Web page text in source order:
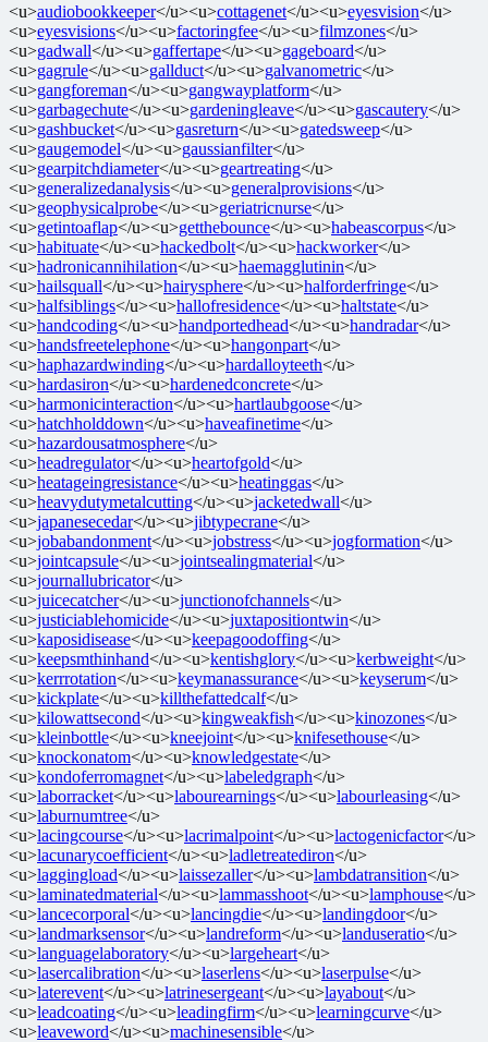
<u>audiobookkeeper</u><u>cottagenet</u><u>eyesvision</u>
<u>eyesvisions</u><u>factoringfee</u><u>filmzones</u>
<u>gadwall</u><u>gaffertape</u><u>gageboard</u>
<u>gagrule</u><u>gallduct</u><u>galvanometric</u>
<u>gangforeman</u><u>gangwayplatform</u>
<u>garbagechute</u><u>gardeningleave</u><u>gascautery</u>
<u>gashbucket</u><u>gasreturn</u><u>gatedsweep</u>
<u>gaugemodel</u><u>gaussianfilter</u>
<u>gearpitchdiameter</u><u>geartreating</u>
<u>generalizedanalysis</u><u>generalprovisions</u>
<u>geophysicalprobe</u><u>geriatricnurse</u>
<u>getintoaflap</u><u>getthebounce</u><u>habeascorpus</u>
<u>habituate</u><u>hackedbolt</u><u>hackworker</u>
<u>hadronicannihilation</u><u>haemagglutinin</u>
<u>hailsquall</u><u>hairysphere</u><u>halforderfringe</u>
<u>halfsiblings</u><u>hallofresidence</u><u>haltstate</u>
<u>handcoding</u><u>handportedhead</u><u>handradar</u>
<u>handsfreetelephone</u><u>hangonpart</u>
<u>haphazardwinding</u><u>hardalloyteeth</u>
<u>hardasiron</u><u>hardenedconcrete</u>
<u>harmonicinteraction</u><u>hartlaubgoose</u>
<u>hatchholddown</u><u>haveafinetime</u>
<u>hazardousatmosphere</u>
<u>headregulator</u><u>heartofgold</u>
<u>heatageingresistance</u><u>heatinggas</u>
<u>heavydutymetalcutting</u><u>jacketedwall</u>
<u>japanesecedar</u><u>jibtypecrane</u>
<u>jobabandonment</u><u>jobstress</u><u>jogformation</u>
<u>jointcapsule</u><u>jointsealingmaterial</u>
<u>journallubricator</u>
<u>juicecatcher</u><u>junctionofchannels</u>
<u>justiciablehomicide</u><u>juxtapositiontwin</u>
<u>kaposidisease</u><u>keepagoodoffing</u>
<u>keepsmthinhand</u><u>kentishglory</u><u>kerbweight</u>
<u>kerrrotation</u><u>keymanassurance</u><u>keyserum</u>
<u>kickplate</u><u>killthefattedcalf</u>
<u>kilowattsecond</u><u>kingweakfish</u><u>kinozones</u>
<u>kleinbottle</u><u>kneejoint</u><u>knifesethouse</u>
<u>knockonatom</u><u>knowledgestate</u>
<u>kondoferromagnet</u><u>labeledgraph</u>
<u>laborracket</u><u>labourearnings</u><u>labourleasing</u>
<u>laburnumtree</u>
<u>lacingcourse</u><u>lacrimalpoint</u><u>lactogenicfactor</u>
<u>lacunarycoefficient</u><u>ladletreatediron</u>
<u>laggingload</u><u>laissezaller</u><u>lambdatransition</u>
<u>laminatedmaterial</u><u>lammasshoot</u><u>lamphouse</u>
<u>lancecorporal</u><u>lancingdie</u><u>landingdoor</u>
<u>landmarksensor</u><u>landreform</u><u>landuseratio</u>
<u>languagelaboratory</u><u>largeheart</u>
<u>lasercalibration</u><u>laserlens</u><u>laserpulse</u>
<u>laterevent</u><u>latrinesergeant</u><u>layabout</u>
<u>leadcoating</u><u>leadingfirm</u><u>learningcurve</u>
<u>leaveword</u><u>machinesensible</u>